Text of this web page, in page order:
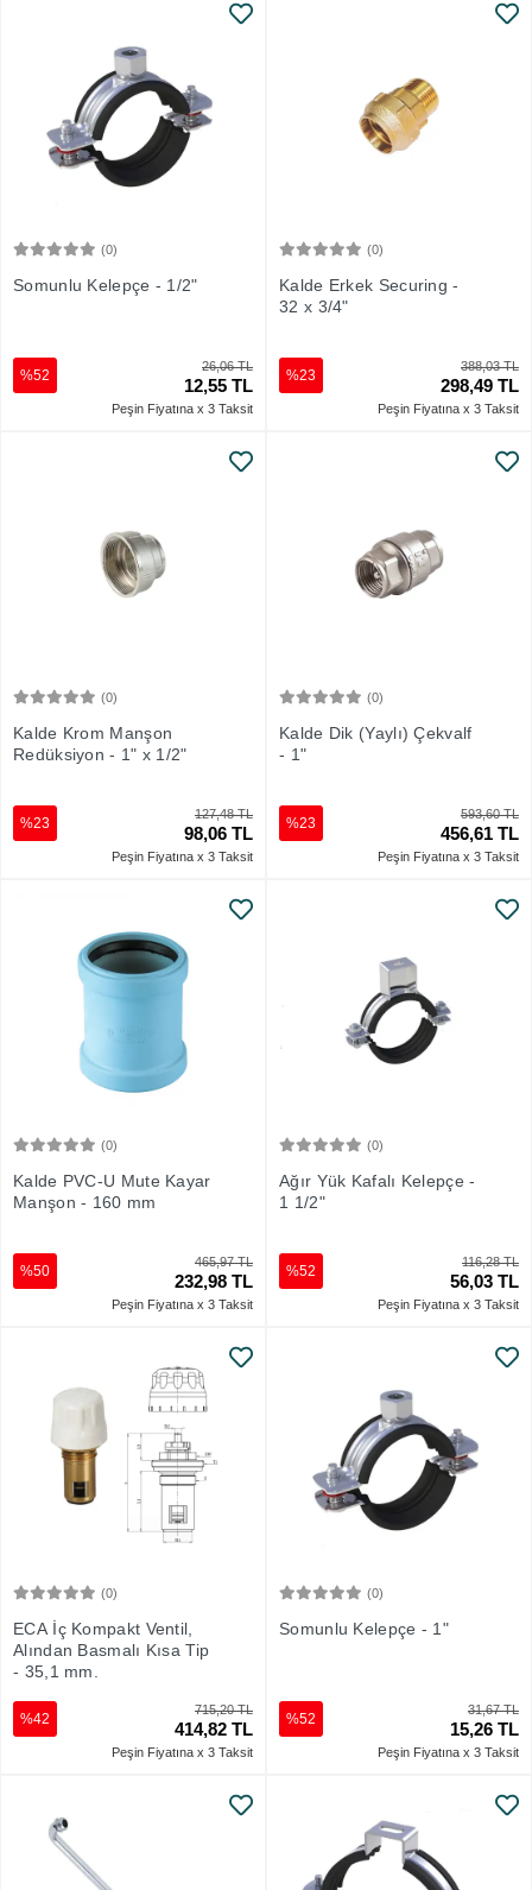
(0)
Somunlu Kelepçe - 1/2"
26,06 TL
12,55 TL
%52
Peşin Fiyatına x 3 Taksit
(0)
Kalde Erkek Securing -
32 x 3/4"
388,03 TL
298,49 TL
%23
Peşin Fiyatına x 3 Taksit
(0)
Kalde Krom Manşon
Redüksiyon - 1" x 1/2"
127,48 TL
98,06 TL
%23
Peşin Fiyatına x 3 Taksit
(0)
Kalde Dik (Yaylı) Çekvalf
- 1"
593,60 TL
456,61 TL
%23
Peşin Fiyatına x 3 Taksit
(0)
Kalde PVC-U Mute Kayar
Manşon - 160 mm
465,97 TL
232,98 TL
%50
Peşin Fiyatına x 3 Taksit
(0)
Ağır Yük Kafalı Kelepçe -
1 1/2"
116,28 TL
56,03 TL
%52
Peşin Fiyatına x 3 Taksit
(0)
ECA İç Kompakt Ventil,
Alından Basmalı Kısa Tip
- 35,1 mm.
715,20 TL
414,82 TL
%42
Peşin Fiyatına x 3 Taksit
(0)
Somunlu Kelepçe - 1"
31,67 TL
15,26 TL
%52
Peşin Fiyatına x 3 Taksit